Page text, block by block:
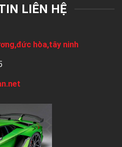
LIÊN HỆ
hòa,tây ninh